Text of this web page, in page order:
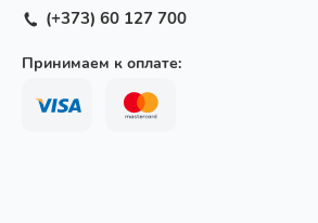
(+373) 60 127 700
Принимаем к оплате: